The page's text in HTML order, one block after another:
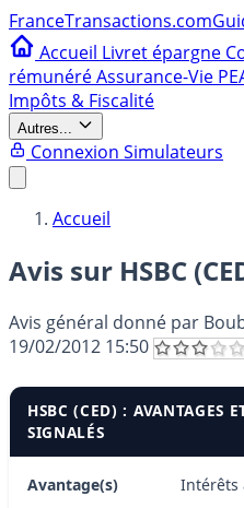
FranceTransactions.com
Accueil Livret épargne
rémunéréAssurance-Vie
Impôts & Fiscalité
Autres...
Connexion Simulateurs
Accueil
Avis sur HSBC
Avis général donné par
19/02/2012 15:50
HSBC (CED) : AVANTAGES
SIGNALÉS
Avantage(s) Intérêts